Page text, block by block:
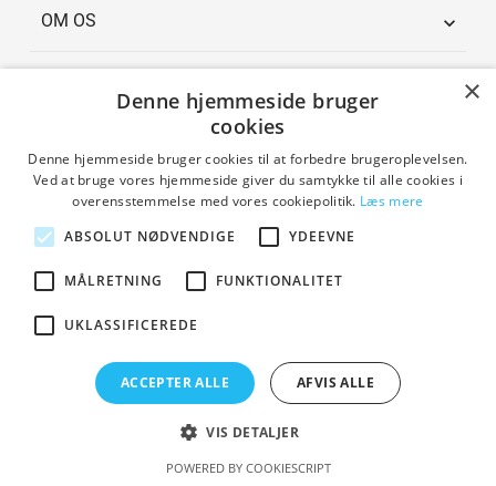
OM OS 
×
Denne hjemmeside bruger
cookies
Denne hjemmeside bruger cookies til at forbedre brugeroplevelsen.
Ved at bruge vores hjemmeside giver du samtykke til alle cookies i
overensstemmelse med vores cookiepolitik. Læs mere
ABSOLUT NØDVENDIGE
YDEEVNE
MÅLRETNING FUNKTIONALITET
UKLASSIFICEREDE
ACCEPTER ALLE AFVIS ALLE
VIS DETALJER
POWERED BY COOKIESCRIPT